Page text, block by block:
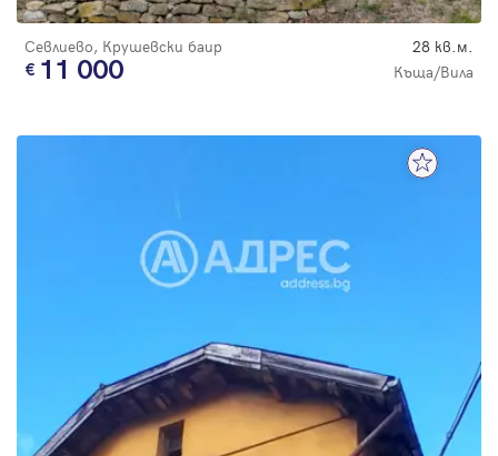
Севлиево, Крушевски баир 28 кв.м.
11 000 Къща/Вила